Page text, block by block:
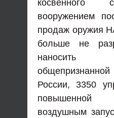
косвенного
вооружением
продаж оружия
больше не
России, 3350
повышенной
воздушным